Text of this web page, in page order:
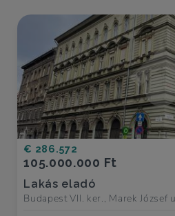
€ 286.572
105.000.000 Ft
Lakás eladó
Budapest VII. ker., Marek József